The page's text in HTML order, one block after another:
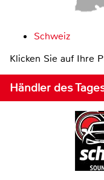
Schweiz
Klicken Sie auf Ihre
Händler des